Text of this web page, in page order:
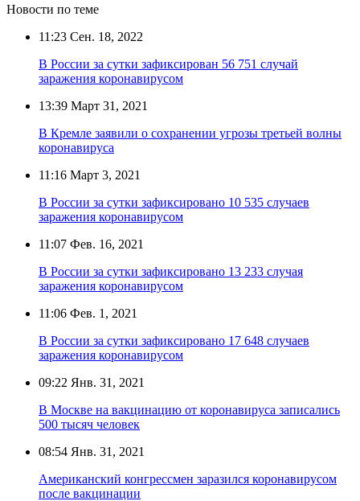
Новости по теме
11:23 Сен. 18, 2022
В России за сутки зафиксирован 56 751 случай
заражения коронавирусом
13:39 Март 31, 2021
В Кремле заявили о сохранении угрозы третьей волны
коронавируса
11:16 Март 3, 2021
В России за сутки зафиксировано 10 535 случаев
заражения коронавирусом
11:07 Фев. 16, 2021
В России за сутки зафиксировано 13 233 случая
заражения коронавирусом
11:06 Фев. 1, 2021
В России за сутки зафиксировано 17 648 случаев
заражения коронавирусом
09:22 Янв. 31, 2021
В Москве на вакцинацию от коронавируса записались
500 тысяч человек
08:54 Янв. 31, 2021
Американский конгрессмен заразился коронавирусом
после вакцинации